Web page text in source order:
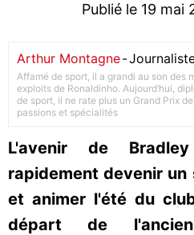
Publié le 19 mai
Arthur Montagne-
Affamé de sport, il a grandi au son des
exploits de Ronaldinho. Aujourd’hui,
de sport, il ne rate plus un Grand Prix
passions et spécialités
L'avenir de
rapidement devenir un
et animer l'été du
départ de